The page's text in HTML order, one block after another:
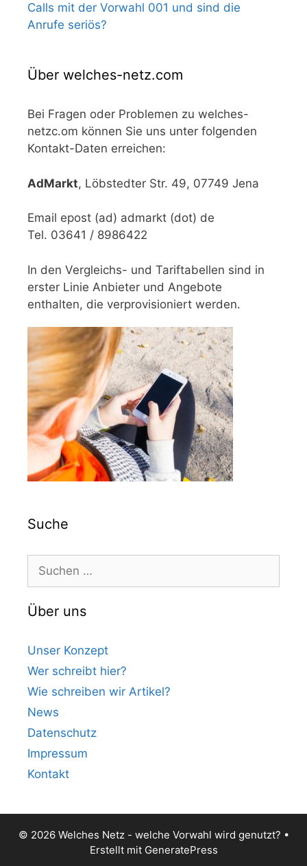
Calls mit der Vorwahl 001 und sind die
Anrufe seriös?
Über welches-netz.com
Bei Fragen oder Problemen zu welches-
netzc.om können Sie uns unter folgenden
Kontakt-Daten erreichen:
AdMarkt, Löbstedter Str. 49, 07749 Jena
Email epost (ad) admarkt (dot) de
Tel. 03641 / 8986422
In den Vergleichs- und Tariftabellen sind in
erster Linie Anbieter und Angebote
enthalten, die verprovisioniert werden.
Suche
nach:
Über uns
Unser Konzept
Wer schreibt hier?
Wie schreiben wir Artikel?
News
Datenschutz
Impressum
Kontakt
© 2026 Welches Netz - welche Vorwahl wird genutzt? •
Erstellt mit GeneratePress